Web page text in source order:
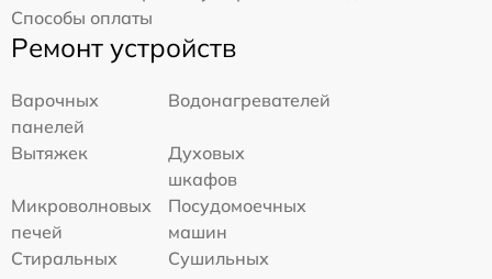
Способы оплаты
Ремонт устройств
Варочных
панелей
Водонагревателей
Вытяжек
Духовых
шкафов
Микроволновых
печей
Посудомоечных
машин
Стиральных
Сушильных